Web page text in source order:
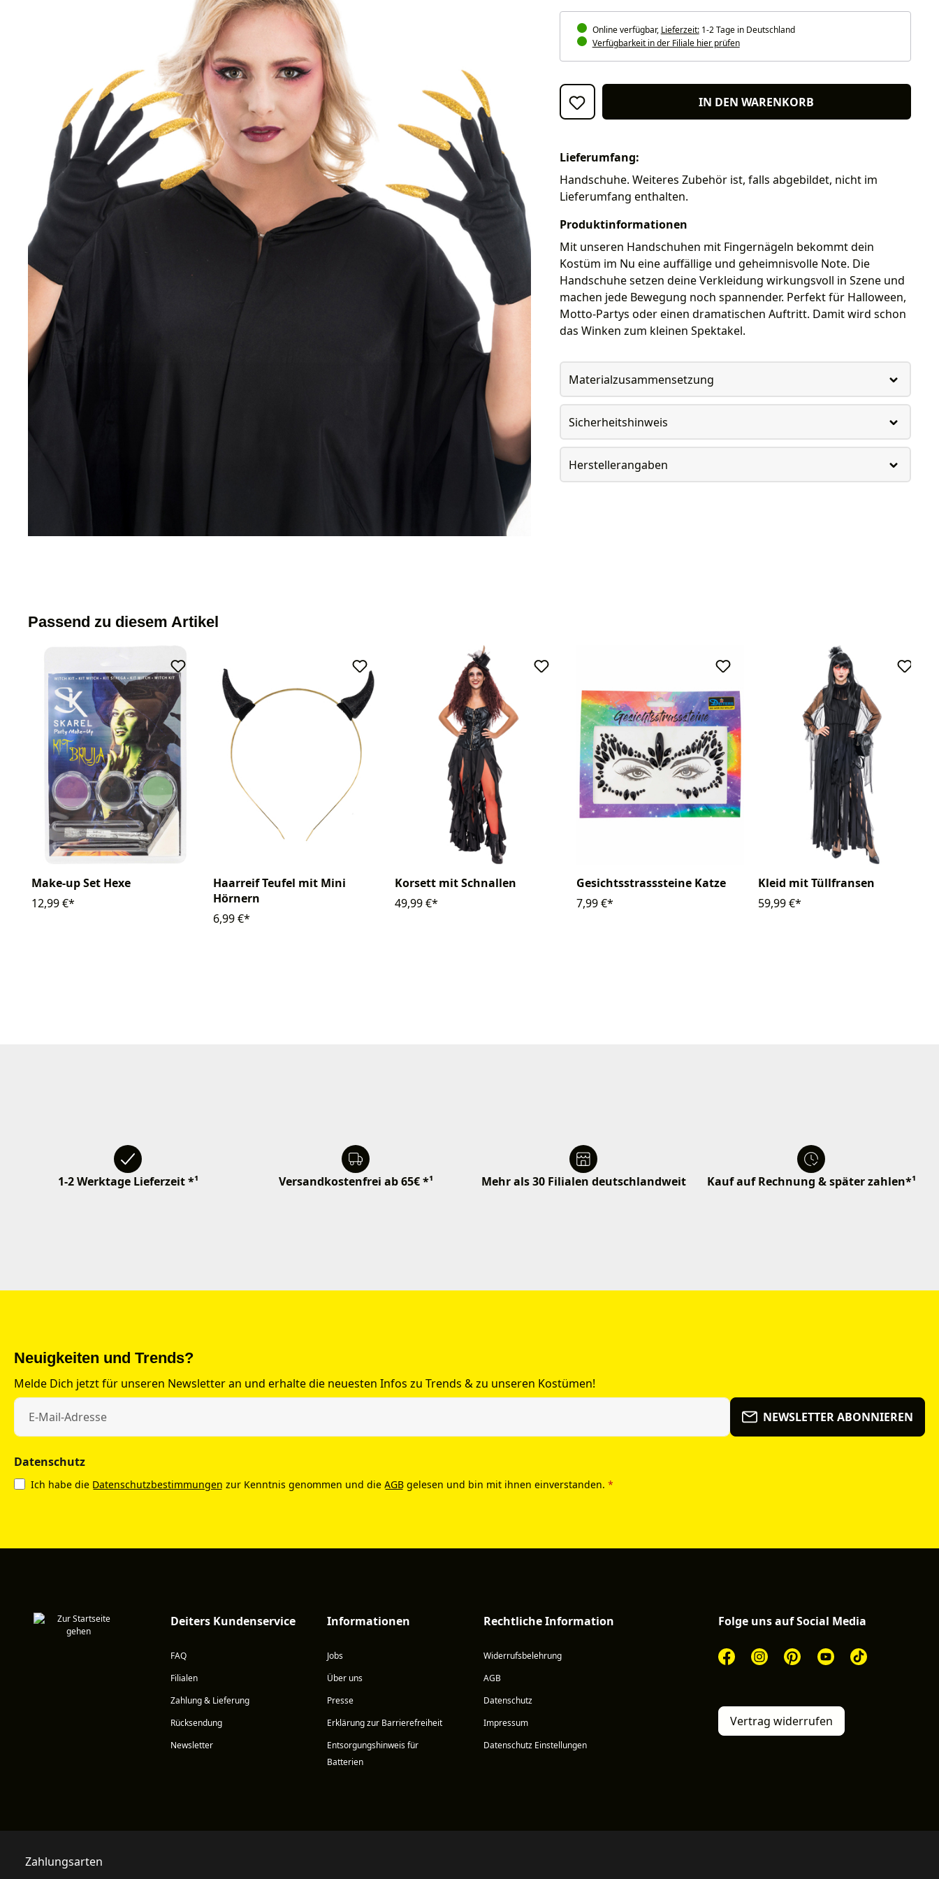
Online verfügbar, Lieferzeit:1-2 Tage in Deutschland
Verfügbarkeit in der Filiale hier prüfen
IN DEN WARENKORB
Lieferumfang:
Handschuhe. Weiteres Zubehör ist, falls abgebildet, nicht im
Lieferumfang enthalten.
Produktinformationen
Mit unseren Handschuhen mit Fingernägeln bekommt dein
Kostüm im Nu eine auffällige und geheimnisvolle Note. Die
Handschuhe setzen deine Verkleidung wirkungsvoll in Szene und
machen jede Bewegung noch spannender. Perfekt für Halloween,
Motto-Partys oder einen dramatischen Auftritt. Damit wird schon
das Winken zum kleinen Spektakel.
Materialzusammensetzung
Sicherheitshinweis
Herstellerangaben
Passend zu diesem Artikel
Make-up Set Hexe
12,99 €*
Haarreif Teufel mit Mini
Hörnern
6,99 €*
Korsett mit Schnallen
49,99 €*
Gesichtsstrasssteine Katze
7,99 €*
Kleid mit Tüllfransen
59,99 €*
1-2 Werktage Lieferzeit *¹ Versandkostenfrei ab 65€ *¹ Mehr als 30 Filialen deutschlandweit Kauf auf Rechnung & später zahlen*¹
Neuigkeiten und Trends?
Melde Dich jetzt für unseren Newsletter an und erhalte die neuesten Infos zu Trends & zu unseren Kostümen!
NEWSLETTER ABONNIEREN
Datenschutz
Ich habe die Datenschutzbestimmungen zur Kenntnis genommen und die AGB gelesen und bin mit ihnen einverstanden. *
Deiters Kundenservice
FAQ
Filialen
Zahlung & Lieferung
Rücksendung
Newsletter
Informationen
Jobs
Über uns
Presse
Erklärung zur Barrierefreiheit
Entsorgungshinweis für
Batterien
Rechtliche Information
Widerrufsbelehrung
AGB
Datenschutz
Impressum
Datenschutz Einstellungen
Folge uns auf Social Media
Vertrag widerrufen
Zahlungsarten